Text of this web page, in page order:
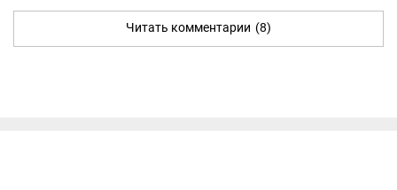
Читать комментарии (8)